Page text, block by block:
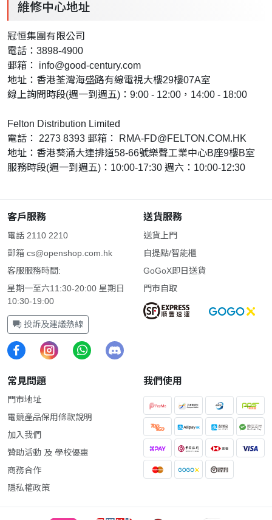
維修中心地址
冠恒集團有限公司
電話：3898-4900
郵箱： info@good-century.com
地址：香港荃灣海盛路有線電視大樓29樓07A室
線上詢問時段(週一到週五)：9:00 - 12:00，14:00 - 18:00
Felton Distribution Limited
電話： 2273 8393 郵箱：
RMA-FD@FELTON.COM.HK
地址：香港葵涌大連排道58-66號樂聲工業中心B座9樓B室
服務時段(週一到週五)：10:00-17:30 週六：10:00-12:30
客戶服務
電話 2110 2210
郵箱 cs@openshop.com.hk
客服服務時間:
星期一至六11:30-20:00 星期日
10:30-19:00
投訴及建議熱線
送貨服務
送貨上門
自提點/智能櫃
GoGoX即日送貨
門市自取
常見問題
門市地址
電競產品保用條款說明
加入我們
贊助活動 及 學校優惠
商務合作
隱私權政策
我們使用